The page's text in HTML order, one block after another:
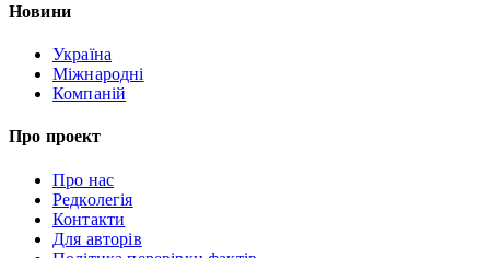
Новини
Україна
Міжнародні
Компаній
Про проект
Про нас
Редколегія
Контакти
Для авторів